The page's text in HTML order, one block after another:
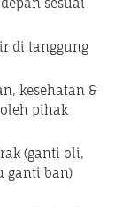
sesuai
di tanggung
kesehatan &
pihak
(ganti oli,
ganti ban)